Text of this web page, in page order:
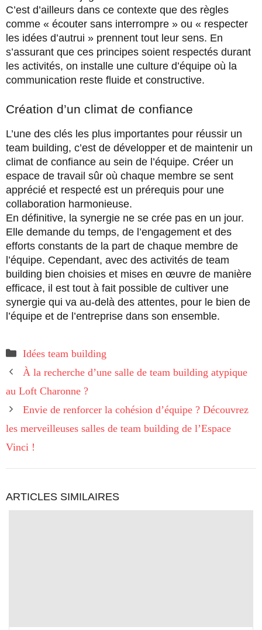
C’est d’ailleurs dans ce contexte que des règles
comme « écouter sans interrompre » ou « respecter
les idées d’autrui » prennent tout leur sens. En
s’assurant que ces principes soient respectés durant
les activités, on installe une culture d’équipe où la
communication reste fluide et constructive.
Création d’un climat de confiance
L’une des clés les plus importantes pour réussir un
team building, c’est de développer et de maintenir un
climat de confiance au sein de l’équipe. Créer un
espace de travail sûr où chaque membre se sent
apprécié et respecté est un prérequis pour une
collaboration harmonieuse.
En définitive, la synergie ne se crée pas en un jour.
Elle demande du temps, de l’engagement et des
efforts constants de la part de chaque membre de
l’équipe. Cependant, avec des activités de team
building bien choisies et mises en œuvre de manière
efficace, il est tout à fait possible de cultiver une
synergie qui va au-delà des attentes, pour le bien de
l’équipe et de l’entreprise dans son ensemble.
Catégories
Idées team building
À la recherche d’une salle de team building atypique
au Loft Charonne ?
Envie de renforcer la cohésion d’équipe ? Découvrez
les merveilleuses salles de team building de l’Espace
Vinci !
ARTICLES SIMILAIRES